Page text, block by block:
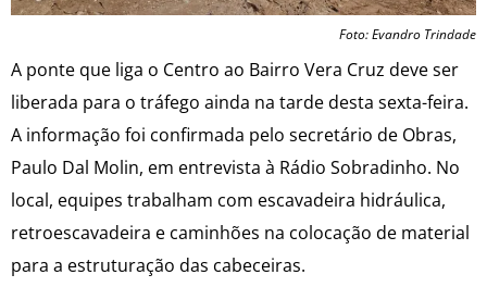
Foto: Evandro Trindade
A ponte que liga o Centro ao Bairro Vera Cruz deve ser
liberada para o tráfego ainda na tarde desta sexta-feira.
A informação foi confirmada pelo secretário de Obras,
Paulo Dal Molin, em entrevista à Rádio Sobradinho. No
local, equipes trabalham com escavadeira hidráulica,
retroescavadeira e caminhões na colocação de material
para a estruturação das cabeceiras.